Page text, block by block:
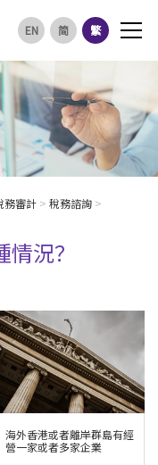
EN 简 繁
務審計 > 稅務諮詢 >
況？
海外香港或者離岸群島有經
營一家或者多家企業